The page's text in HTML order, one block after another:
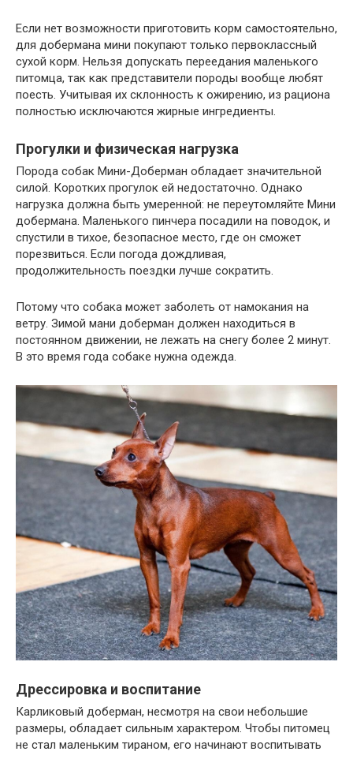
Если нет возможности приготовить корм самостоятельно,
для добермана мини покупают только первоклассный
сухой корм. Нельзя допускать переедания маленького
питомца, так как представители породы вообще любят
поесть. Учитывая их склонность к ожирению, из рациона
полностью исключаются жирные ингредиенты.
Прогулки и физическая нагрузка
Порода собак Мини-Доберман обладает значительной
силой. Коротких прогулок ей недостаточно. Однако
нагрузка должна быть умеренной: не переутомляйте Мини
добермана. Маленького пинчера посадили на поводок, и
спустили в тихое, безопасное место, где он сможет
порезвиться. Если погода дождливая,
продолжительность поездки лучше сократить.
Потому что собака может заболеть от намокания на
ветру. Зимой мани доберман должен находиться в
постоянном движении, не лежать на снегу более 2 минут.
В это время года собаке нужна одежда.
Дрессировка и воспитание
Карликовый доберман, несмотря на свои небольшие
размеры, обладает сильным характером. Чтобы питомец
не стал маленьким тираном, его начинают воспитывать